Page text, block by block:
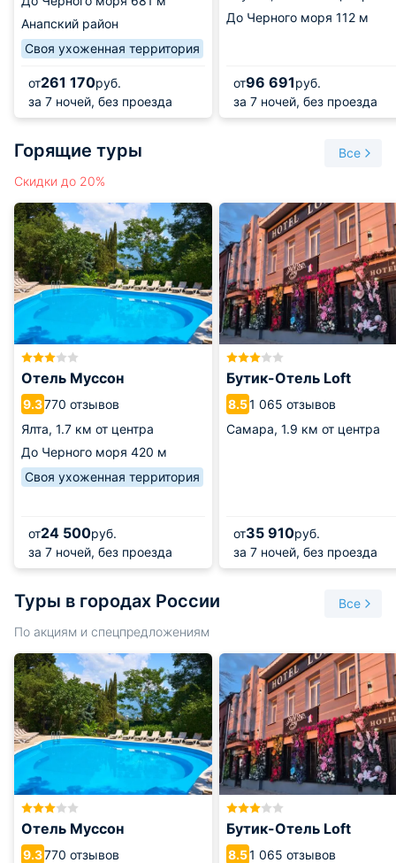
Анапский район
Своя ухоженная территория
от261 170руб.
за 7 ночей, без проезда
До Черного моря 112 м
от96 691руб.
за 7 ночей, без проезда
Горящие туры
Все
Скидки до 20%
Отель Муссон
9.3770 отзывов
Ялта, 1.7 км от центра
До Черного моря 420 м
Своя ухоженная территория
от24 500руб.
за 7 ночей, без проезда
Бутик-Отель Loft
8.51 065 отзывов
Самара, 1.9 км от центра
от35 910руб.
за 7 ночей, без проезда
Туры в городах России
Все
По акциям и спецпредложениям
Отель Муссон
9.3770 отзывов
Бутик-Отель Loft
8.51 065 отзывов